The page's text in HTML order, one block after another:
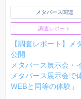
メタバース関連
調査レポート
【調査レポート】
公開
メタバース展示会・
メタバース展示会で
WEBと同等の体験」